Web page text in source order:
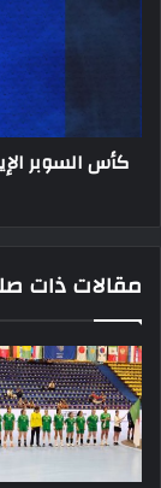
بغريمه
آسي
كأس السوبر
مقالات ذات